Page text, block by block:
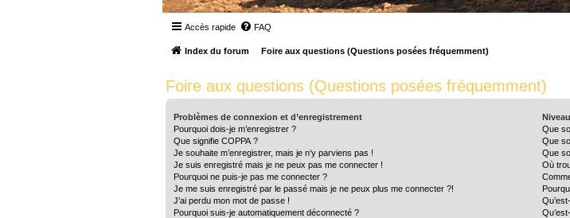
Accès rapide FAQ
Index du forum Foire aux questions (Questions posées fréquemment)
Foire aux questions (Questions posées fréquemment)
Problèmes de connexion et d’enregistrement
Pourquoi dois-je m’enregistrer ?
Que signifie COPPA ?
Je souhaite m’enregistrer, mais je n’y parviens pas !
Je suis enregistré mais je ne peux pas me connecter !
Pourquoi ne puis-je pas me connecter ?
Je me suis enregistré par le passé mais je ne peux plus me connecter ?!
J’ai perdu mon mot de passe !
Pourquoi suis-je automatiquement déconnecté ?
Que
Que
Que
Où